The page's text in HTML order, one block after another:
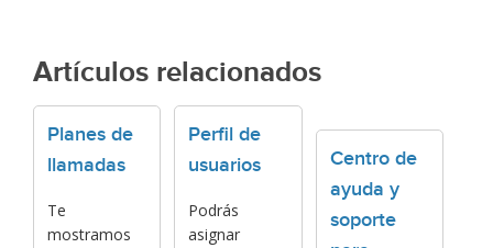
Artículos relacionados
Planes de
llamadas
Te
mostramos
Perfil de
usuarios
Podrás
asignar
Centro de
ayuda y
soporte